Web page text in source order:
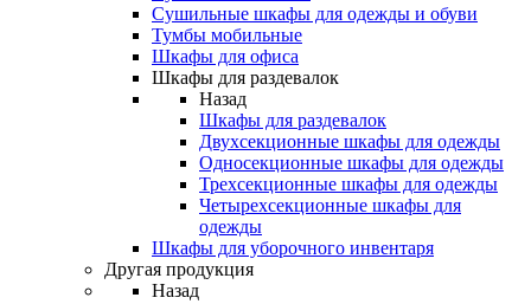
Сушильные шкафы для одежды и обуви
Тумбы мобильные
Шкафы для офиса
Шкафы для раздевалок
Назад
Шкафы для раздевалок
Двухсекционные шкафы для одежды
Односекционные шкафы для одежды
Трехсекционные шкафы для одежды
Четырехсекционные шкафы для
одежды
Шкафы для уборочного инвентаря
Другая продукция
Назад